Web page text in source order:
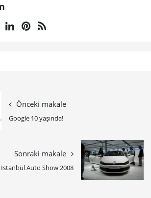
Önceki makale
Google 10 yaşında!
Sonraki makale
İstanbul Auto Show 2008